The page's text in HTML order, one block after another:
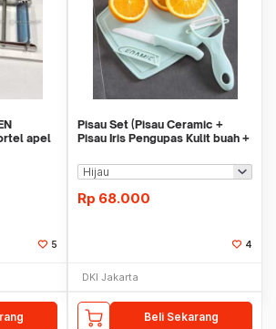
apel
5
Pisau Set (Pisau Ceramic +
Pisau Iris Pengupas Kulit buah +
Rp 68.000
4
DKI Jakarta
Beli Sekarang